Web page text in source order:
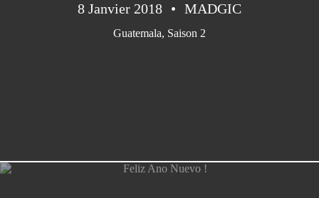
8 Janvier 2018 MADGIC
Guatemala, Saison 2